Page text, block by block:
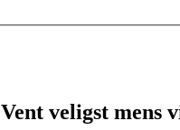
Vent veligst mens